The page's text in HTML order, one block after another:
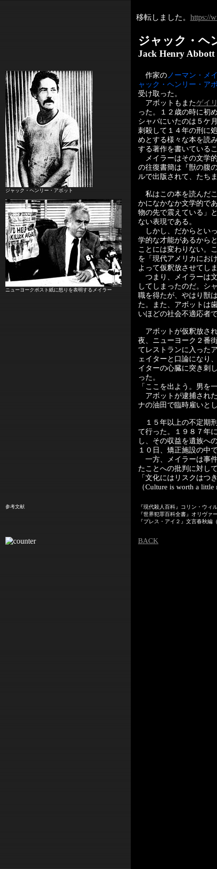
移転しました。 https://
ジャック・ヘ
Jack Henry Abbott
ジャック・ヘンリー・アボット
ニューヨークポスト紙に怒りを表明するメイラー
作家の ノーマン・メ
ャック・ヘンリー・ア
受け取った。
アボットもまたゲイ
った。１２歳の時に初
シャバにいたのは５ケ
刺殺して１４年の刑に
めとする様々な本を読
する著作を書いている
メイラーはその文学
の往復書簡は『獣の腹
ルで出版されて、たち
私はこの本を読んだ
かになかなか文学的で
物の先で震えている」
ない表現である。
しかし、だからとい
学的な才能があるから
ことには変わりない。
を「現代アメリカにお
よって仮釈放させてし
つまり、メイラーは
してしまったのだ。シ
職を得たが、やはり獣
た。また、アボットは
いほどの社会不適応者
アボットが仮釈放さ
夜、ニューヨーク２番
てレストランに入った
ェイターと口論になり
イターの心臓に突き刺
った。
「ここを出よう。男を
アボットが逮捕され
ナの油田で臨時雇いと
１５年以上の不定期
て行った。１９８７年
し、その収益を遺族へ
１０日、矯正施設の中
一方、メイラーは事
たことへの批判に対し
「文化にはリスクはつ
（Culture is worth a little
参考文献
『現代殺人百科』コリン・ウィ
『世界犯罪百科全書』オリヴァ
『プレス・アイ２』文言春秋編
BACK